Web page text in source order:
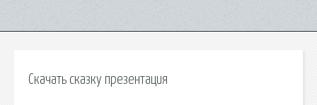
Скачать сказку презентация